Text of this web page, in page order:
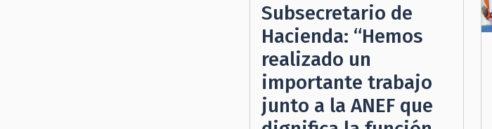
Subsecretario de
Hacienda: “Hemos
realizado un
importante trabajo
junto a la ANEF que